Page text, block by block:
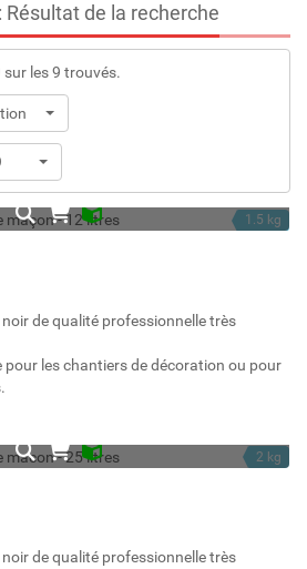
de la recherche
les 9 trouvés.
1.5 kg
de qualité professionnelle très
pour les chantiers de décoration ou pour
2 kg
de qualité professionnelle très